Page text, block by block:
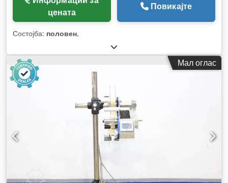
цената
Повикајте
Состојба: половен,
Мал оглас